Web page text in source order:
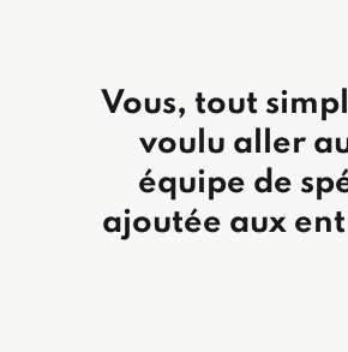
Vous, tout
voulu aller
équipe de
ajoutée aux